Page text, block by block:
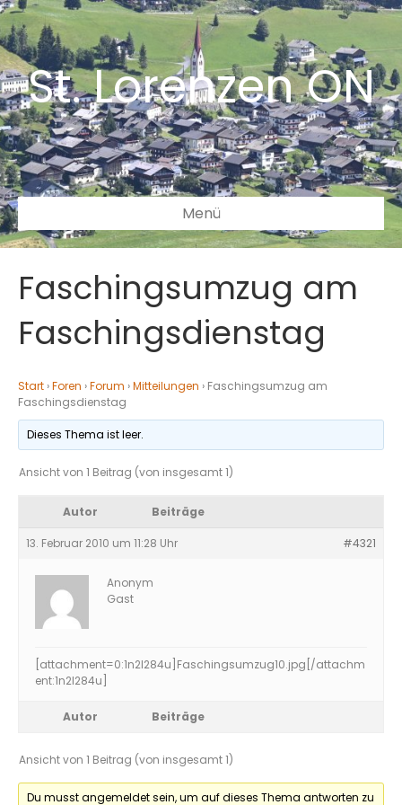
St. Lorenzen ON
Menü
Faschingsumzug am
Faschingsdienstag
Start ›Foren ›Forum ›Mitteilungen › Faschingsumzug am
Faschingsdienstag
Dieses Thema ist leer.
Ansicht von 1 Beitrag (von insgesamt 1)
Autor Beiträge
13. Februar 2010 um 11:28 Uhr #4321
Anonym
Gast
[attachment=0:1n2l284u] Faschingsumzug10.jpg [/attachm
ent:1n2l284u]
Autor Beiträge
Ansicht von 1 Beitrag (von insgesamt 1)
Du musst angemeldet sein, um auf dieses Thema antworten zu